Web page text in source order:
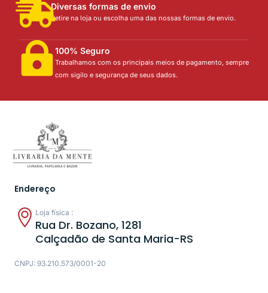
Diversas formas de envio
Retire na loja ou escolha uma das nossas formas de envio.
100% Seguro
Trabalhamos com os principais meios de pagamento, sempre
com sigilo e segurança de seus dados.
Endereço
Loja física :
Rua Dr. Bozano, 1281
Calçadão de Santa Maria-RS
CNPJ: 93.210.573/0001-20